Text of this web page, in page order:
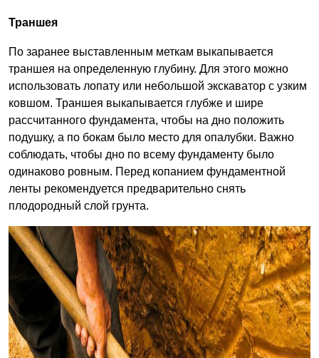
Траншея
По заранее выставленным меткам выкапывается
траншея на определенную глубину. Для этого можно
использовать лопату или небольшой экскаватор с узким
ковшом. Траншея выкапывается глубже и шире
рассчитанного фундамента, чтобы на дно положить
подушку, а по бокам было место для опалубки. Важно
соблюдать, чтобы дно по всему фундаменту было
одинаково ровным. Перед копанием фундаментной
ленты рекомендуется предварительно снять
плодородный слой грунта.